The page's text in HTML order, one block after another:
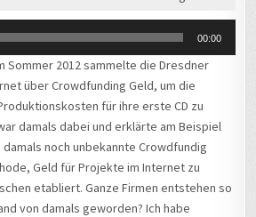
00:00
Sommer 2012 sammelte die Dresdner
über Crowdfunding Geld, um die
für ihre erste CD zu
damals dabei und erklärte am Beispiel
noch unbekannte Crowdfundig
Geld für Projekte im Internet zu
etabliert. Ganze Firmen entstehen so
von damals geworden? Ich habe